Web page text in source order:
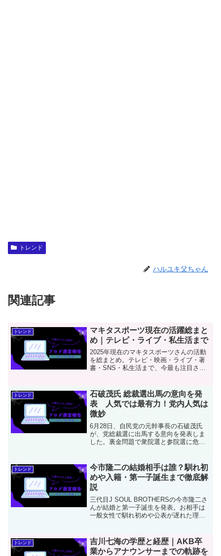
トレンド
ハルユキ父ちゃん
関連記事
トレンド
マキタスポーツ現在の活躍総まと
め｜テレビ・ライブ・私生活まで
2025年現在のマキタスポーツさんの活動
を総まとめ。テレビ・映画・ライブ・著
書・SNS・私生活まで、今最も注目され
トレンド
石破茂氏 総裁選出馬の意向を発
表 人気では最有力！党内人気は
微妙
6月28日、自民党の元幹事長の石破茂氏
が、党総裁選に出馬する意向を発表しま
した。裏金問題で衆院選と参院選に危機
りません。石破氏は、鳥取一区選出で、
当選12回の有力者です...
トレンド
今市隆二の結婚相手は誰？馴れ初
めや入籍・第一子誕生まで徹底解
説
三代目J SOUL BROTHERSの今市隆二さ
んが結婚と第一子誕生を発表。お相手は
一般女性で馴れ初めや公表が遅れた理由
トレンド
吉川七海の学歴と経歴｜AKB卒
業からアナウンサーまでの軌跡を